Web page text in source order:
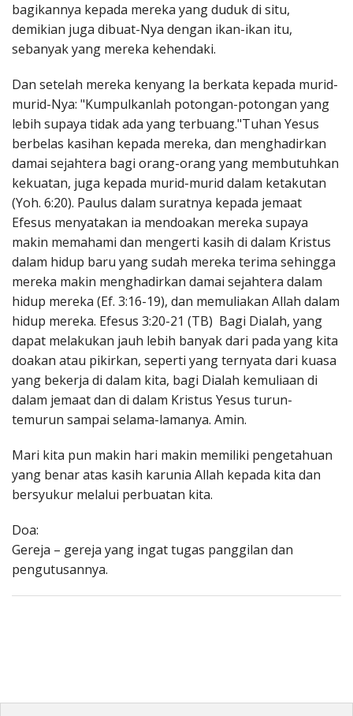
bagikannya kepada mereka yang duduk di situ,
demikian juga dibuat-Nya dengan ikan-ikan itu,
sebanyak yang mereka kehendaki.
Dan setelah mereka kenyang Ia berkata kepada murid-
murid-Nya: "Kumpulkanlah potongan-potongan yang
lebih supaya tidak ada yang terbuang."Tuhan Yesus
berbelas kasihan kepada mereka, dan menghadirkan
damai sejahtera bagi orang-orang yang membutuhkan
kekuatan, juga kepada murid-murid dalam ketakutan
(Yoh. 6:20). Paulus dalam suratnya kepada jemaat
Efesus menyatakan ia mendoakan mereka supaya
makin memahami dan mengerti kasih di dalam Kristus
dalam hidup baru yang sudah mereka terima sehingga
mereka makin menghadirkan damai sejahtera dalam
hidup mereka (Ef. 3:16-19), dan memuliakan Allah dalam
hidup mereka. Efesus 3:20-21 (TB) Bagi Dialah, yang
dapat melakukan jauh lebih banyak dari pada yang kita
doakan atau pikirkan, seperti yang ternyata dari kuasa
yang bekerja di dalam kita, bagi Dialah kemuliaan di
dalam jemaat dan di dalam Kristus Yesus turun-
temurun sampai selama-lamanya. Amin.
Mari kita pun makin hari makin memiliki pengetahuan
yang benar atas kasih karunia Allah kepada kita dan
bersyukur melalui perbuatan kita.
Doa:
Gereja – gereja yang ingat tugas panggilan dan
pengutusannya.